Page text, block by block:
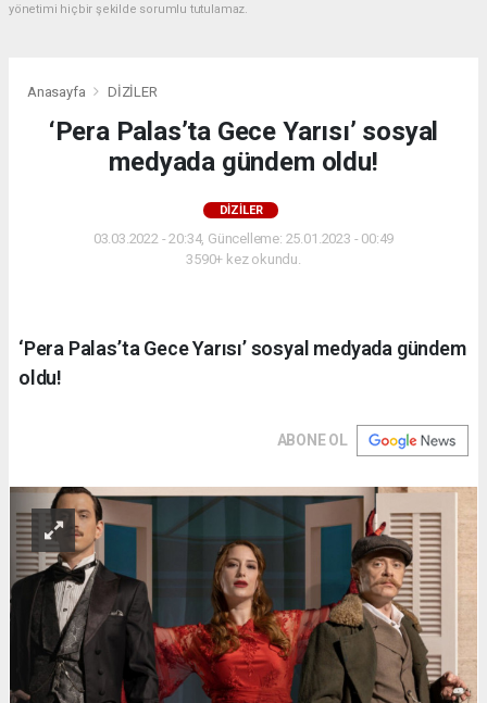
yönetimi hiçbir şekilde sorumlu tutulamaz.
Anasayfa DİZİLER
‘Pera Palas’ta Gece Yarısı’ sosyal
medyada gündem oldu!
DİZİLER
03.03.2022 - 20:34, Güncelleme: 25.01.2023 - 00:49
3590+ kez okundu.
‘Pera Palas’ta Gece Yarısı’ sosyal medyada gündem
oldu!
ABONE OL